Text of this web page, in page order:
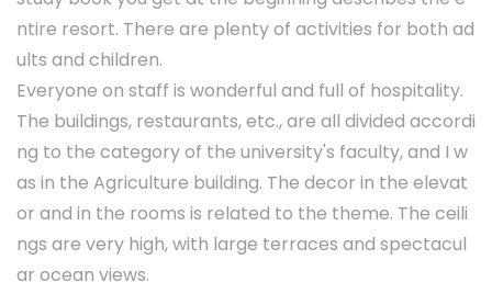
ntire resort. There are plenty of activities for both ad
ults and children.
Everyone on staff is wonderful and full of hospitality.
The buildings, restaurants, etc., are all divided accordi
ng to the category of the university's faculty, and I w
as in the Agriculture building. The decor in the elevat
or and in the rooms is related to the theme. The ceili
ngs are very high, with large terraces and spectacul
ar ocean views.